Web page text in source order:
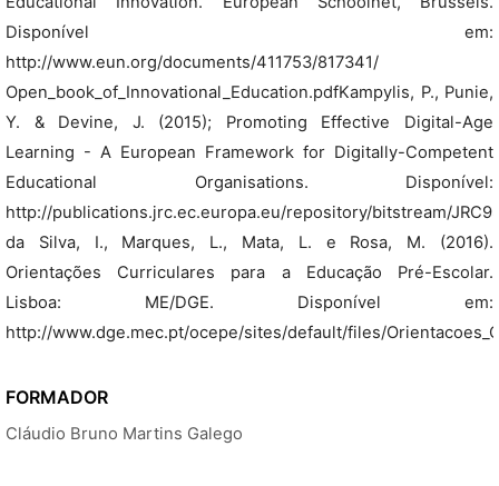
Disponível em:
http://www.eun.org/documents/411753/817341/
Open_book_of_Innovational_Education.pdfKampylis, P., Punie,
Y. & Devine, J. (2015); Promoting Effective Digital-Age
Learning - A European Framework for Digitally-Competent
Educational Organisations. Disponível:
http://publications.jrc.ec.europa.eu/repository/bitstream/
da Silva, I., Marques, L., Mata, L. e Rosa, M. (2016).
Orientações Curriculares para a Educação Pré-Escolar.
Lisboa: ME/DGE. Disponível em:
http://www.dge.mec.pt/ocepe/sites/default/files/
FORMADOR
Cláudio Bruno Martins Galego